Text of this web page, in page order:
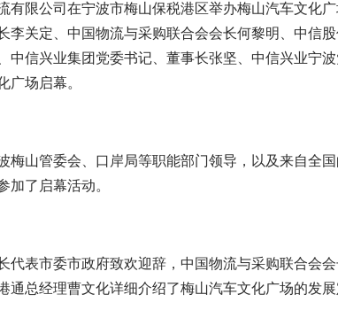
限公司在宁波市梅山保税港区举办梅山汽车文化广
李关定、中国物流与采购联合会会长何黎明、中信
中信兴业集团党委书记、董事长张坚、中信兴业宁
广场启幕。
山管委会、口岸局等职能部门领导，以及来自全国
加了启幕活动。
表市委市政府致欢迎辞，中国物流与采购联合会会
通总经理曹文化详细介绍了梅山汽车文化广场的发